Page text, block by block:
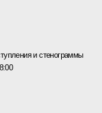
и стенограммы